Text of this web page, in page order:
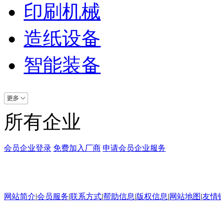
印刷机械
造纸设备
智能装备
所有企业
会员企业登录 免费加入厂商 申请会员企业服务
网站简介|会员服务|联系方式|帮助信息|版权信息|网站地图|友情